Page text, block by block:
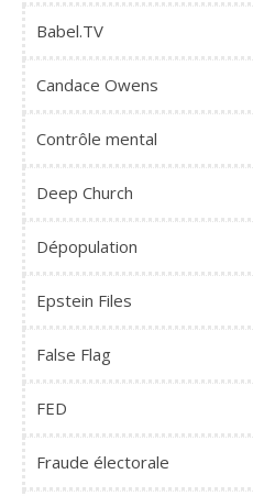
Babel.TV
Candace Owens
Contrôle mental
Deep Church
Dépopulation
Epstein Files
False Flag
FED
Fraude électorale